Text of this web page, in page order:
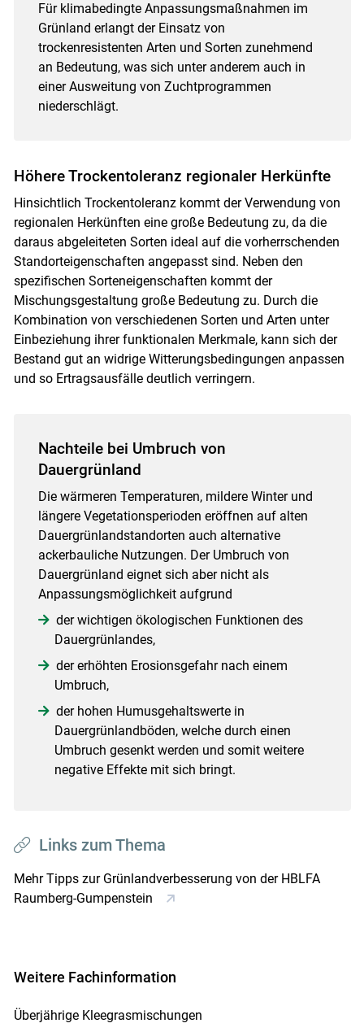
Für klimabedingte Anpassungsmaßnahmen im
Grünland erlangt der Einsatz von
trockenresistenten Arten und Sorten zunehmend
an Bedeutung, was sich unter anderem auch in
einer Ausweitung von Zuchtprogrammen
niederschlägt.
Höhere Trockentoleranz regionaler Herkünfte
Hinsichtlich Trockentoleranz kommt der Verwendung von
regionalen Herkünften eine große Bedeutung zu, da die
daraus abgeleiteten Sorten ideal auf die vorherrschenden
Standorteigenschaften angepasst sind. Neben den
spezifischen Sorteneigenschaften kommt der
Mischungsgestaltung große Bedeutung zu. Durch die
Kombination von verschiedenen Sorten und Arten unter
Einbeziehung ihrer funktionalen Merkmale, kann sich der
Bestand gut an widrige Witterungsbedingungen anpassen
und so Ertragsausfälle deutlich verringern.
Nachteile bei Umbruch von
Dauergrünland
Die wärmeren Temperaturen, mildere Winter und
längere Vegetationsperioden eröffnen auf alten
Dauergrünlandstandorten auch alternative
ackerbauliche Nutzungen. Der Umbruch von
Dauergrünland eignet sich aber nicht als
Anpassungsmöglichkeit aufgrund
der wichtigen ökologischen Funktionen des
Dauergrünlandes,
der erhöhten Erosionsgefahr nach einem
Umbruch,
der hohen Humusgehaltswerte in
Dauergrünlandböden, welche durch einen
Umbruch gesenkt werden und somit weitere
negative Effekte mit sich bringt.
Links zum Thema
Mehr Tipps zur Grünlandverbesserung von der HBLFA
Raumberg-Gumpenstein
Weitere Fachinformation
Überjährige Kleegrasmischungen